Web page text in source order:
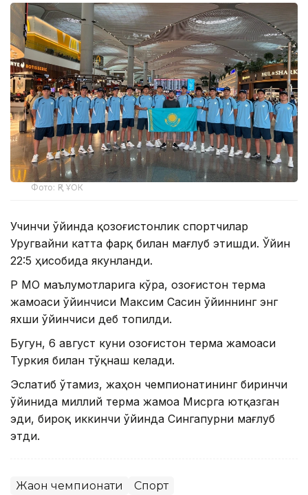
Фото: ҚР ҰОК
Учинчи ўйинда қозоғистонлик спортчилар
Уругвайни катта фарқ билан мағлуб этишди. Ўйин
22:5 ҳисобида якунланди.
ҚР МОҚ маълумотларига кўра, Қозоғистон терма
жамоаси ўйинчиси Максим Сасин ўйиннинг энг
яхши ўйинчиси деб топилди.
Бугун, 6 август куни Қозоғистон терма жамоаси
Туркия билан тўқнаш келади.
Эслатиб ўтамиз, жаҳон чемпионатининг биринчи
ўйинида миллий терма жамоа Мисрга ютқазган
эди, бироқ иккинчи ўйинда Сингапурни мағлуб
этди.
Жаҳон чемпионати Спорт